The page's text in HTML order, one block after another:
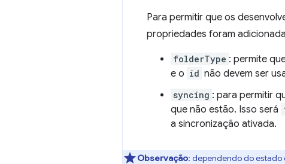
Para permitir que os
propriedades foram
folderType : permite
e o id não devem ser
syncing : para permitir
que não estão. Isso será
a sincronização ativada.
Observação: dependendo do estado